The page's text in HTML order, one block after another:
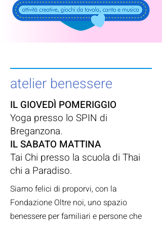
atelier benessere
IL GIOVEDÌ POMERIGGIO
Yoga presso lo SPIN di
Breganzona.
IL SABATO MATTINA
Tai Chi presso la scuola di Thai
chi a Paradiso.
Siamo felici di proporvi, con la
Fondazione Oltre noi, uno spazio
benessere per familiari e persone che